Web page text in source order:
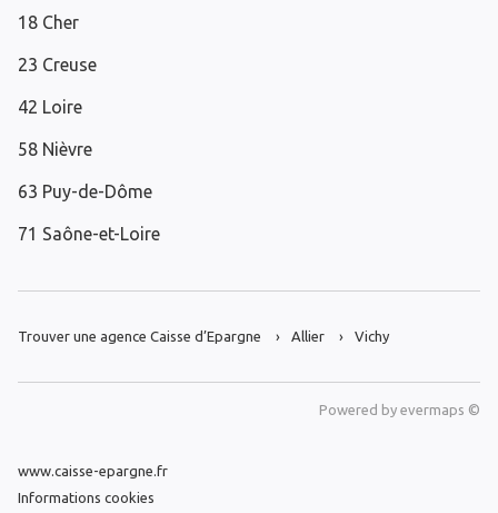
18 Cher
23 Creuse
42 Loire
58 Nièvre
63 Puy-de-Dôme
71 Saône-et-Loire
Trouver une agence Caisse d’Epargne Allier Vichy
Powered by evermaps ©
www.caisse-epargne.fr
Informations cookies